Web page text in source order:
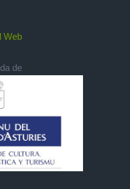
Web
de